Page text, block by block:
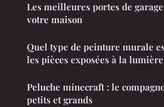
Les meilleures portes de
votre maison
Quel type de peinture murale
les pièces exposées à la
Peluche minecraft : le
petits et grands